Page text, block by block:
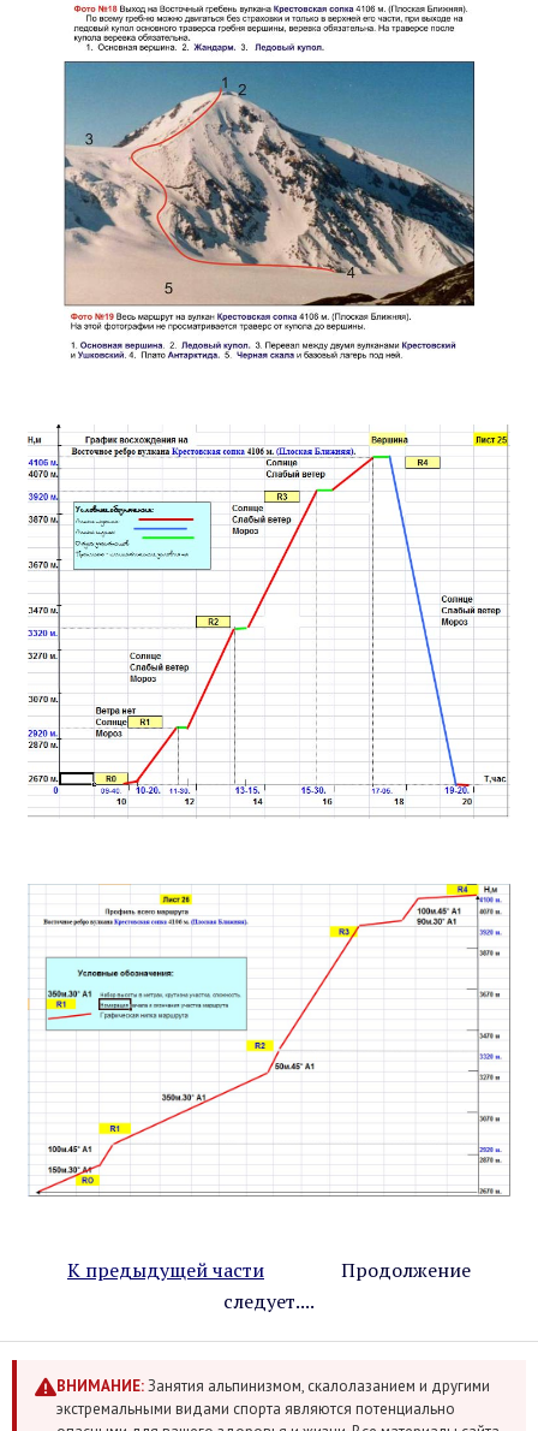
К предыдущей части
Продолжение
следует....
ВНИМАНИЕ:Занятия альпинизмом, скалолазанием и другими
экстремальными видами спорта являются потенциально